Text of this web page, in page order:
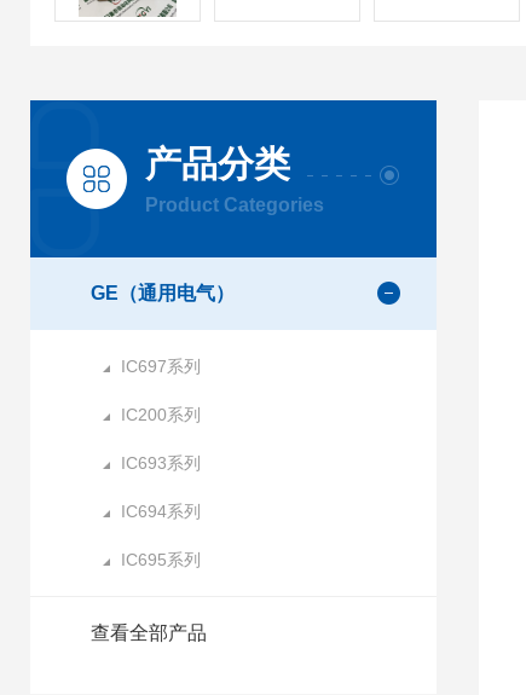
产品分类
Product Categories
GE（通用电气）
IC697系列
IC200系列
IC693系列
IC694系列
IC695系列
查看全部产品